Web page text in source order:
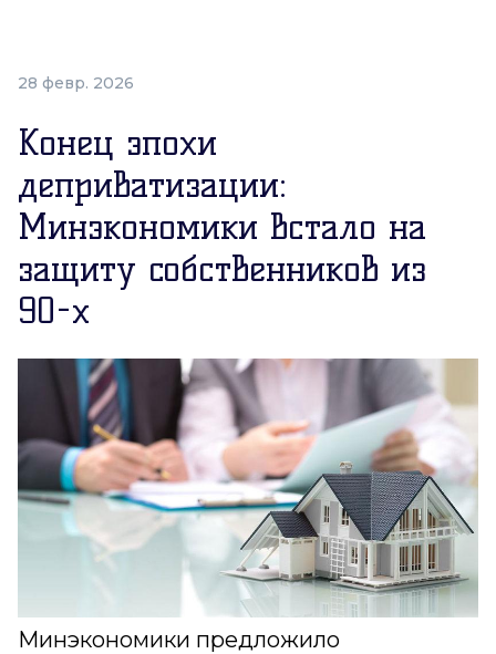
28 февр. 2026
Конец эпохи
деприватизации:
Минэкономики встало на
защиту собственников из
90-х
Минэкономики предложило